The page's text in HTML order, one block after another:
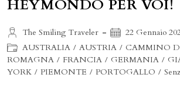
HEYMONDO PER VOI!
Autore
dell'articolo:
The Smiling Traveler
Articolo
pubblicato:
22 Gennaio
Categoria
dell'articolo:
AUSTRALIA / AUSTRIA / CAMMINO
ROMAGNA / FRANCIA / GERMANIA /
YORK / PIEMONTE / PORTOGALLO /